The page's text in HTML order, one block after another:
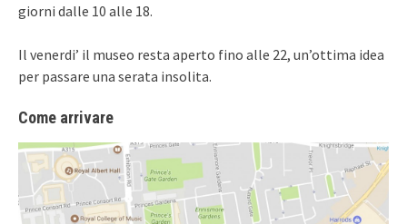
giorni dalle 10 alle 18.
Il venerdi’ il museo resta aperto fino alle 22, un’ottima idea
per passare una serata insolita.
Come arrivare